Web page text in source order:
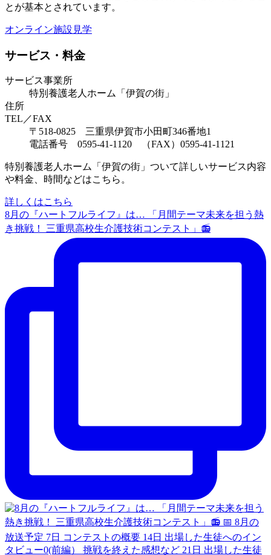
とが基本とされています。
オンライン施設見学
サービス・料金
サービス事業所
特別養護老人ホーム「伊賀の街」
住所
TEL／FAX
〒518-0825 三重県伊賀市小田町346番地1
電話番号 0595-41-1120 （FAX）0595-41-1121
特別養護老人ホーム「伊賀の街」ついて詳しいサービス内容
や料金、時間などはこちら。
詳しくはこちら
8月の『ハートフルライフ』は… 「月間テーマ未来を担う熱
き挑戦！ 三重県高校生介護技術コンテスト」📻